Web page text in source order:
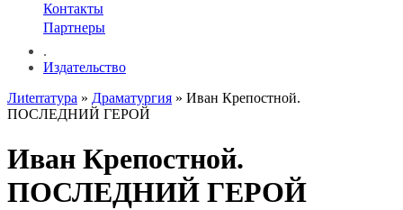
Контакты
Партнеры
.
Издательство
Лиterraтура » Драматургия » Иван Крепостной.
ПОСЛЕДНИЙ ГЕРОЙ
Иван Крепостной.
ПОСЛЕДНИЙ ГЕРОЙ